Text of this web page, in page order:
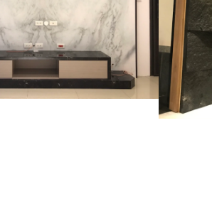
皮-牆面
商業空間